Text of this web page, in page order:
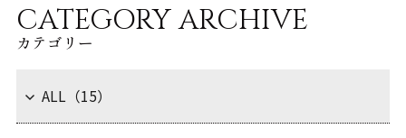
CATEGORY ARCHIVE
カテゴリー
ALL（15）